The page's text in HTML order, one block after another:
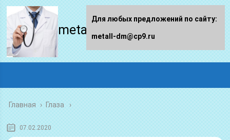
metall-dm.ru
Главная › Глаза
07.02.2020
Для любых предложений по сайту:
metall-dm@cp9.ru